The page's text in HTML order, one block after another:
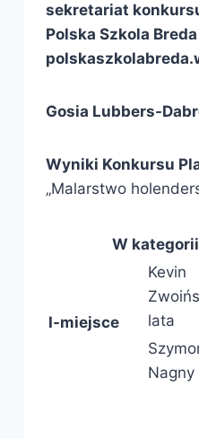
sekretariat
Polska Szkola Breda
Gosia Lubbers-
Wyniki Konkursu
„Malarstwo
W
I-miejsce
Kevin
lata